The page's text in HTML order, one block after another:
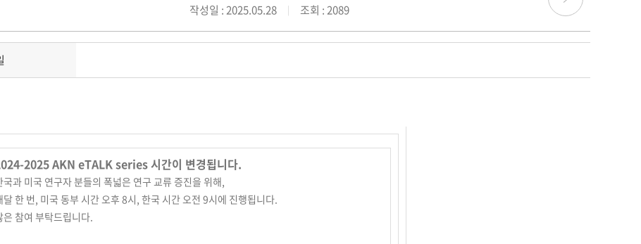
작성일 : 2025.05.28 조회 : 2089
2025 AKN eTALKseries 시간이 변경됩니다.
국과 미국 연구자 분들의 폭넓은 연구 교류 증진을 위해,
달 한 번, 미국 동부 시간 오후 8시, 한국 시간 오전 9시에 진행됩니다.
은 참여 부탁드립니다.